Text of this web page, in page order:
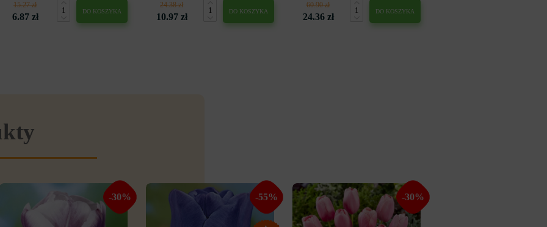
15.27 zł
6.87 zł
DO KOSZYKA
24.38 zł
10.97 zł
DO KOSZYKA
60.90 zł
24.36 zł
DO KOSZYKA
-30% -55% -30%